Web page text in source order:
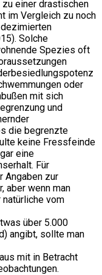
einer drastischen
im Vergleich zu noch
Solche
Spezies oft
oder
mit sich
und
die begrenzte
keine Fressfeinde
eine
Für
Angaben zur
aber wenn man
vom
über 5.000
angibt, sollte man
mit in Betracht